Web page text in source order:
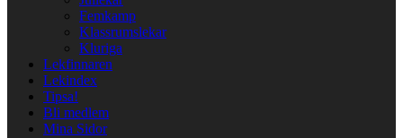
Femkamp
Klassrumslekar
Kluriga
Lekfinnaren
Lekindex
Tipsa!
Bli medlem
Mina Sidor